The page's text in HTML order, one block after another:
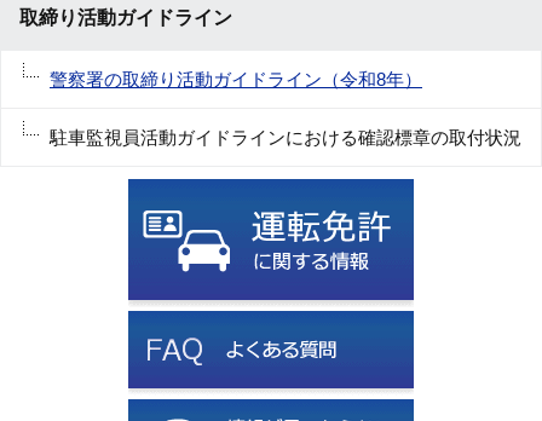
取締り活動ガイドライン
警察署の取締り活動ガイドライン（令和8年）
駐車監視員活動ガイドラインにおける確認標章の取付状況